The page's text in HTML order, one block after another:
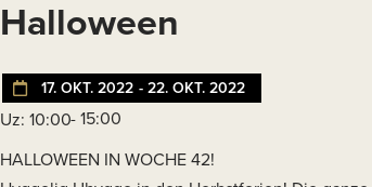
Halloween
17. OKT. 2022 - 22. OKT. 2022
Uz: 10:00- 15:00
HALLOWEEN IN WOCHE 42!